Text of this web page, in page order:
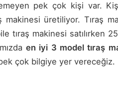
pek çok kişi var.
üretiliyor. Tıraş
tıraş makinesi satılırken
en iyi 3 model tıraş
çok bilgiye yer vereceğiz.